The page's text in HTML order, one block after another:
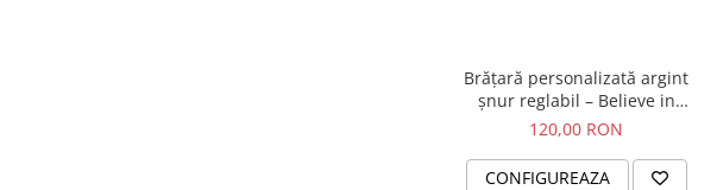
Brățară personalizată argint
șnur reglabil – Believe in
Yourself
120,00 RON
CONFIGUREAZA